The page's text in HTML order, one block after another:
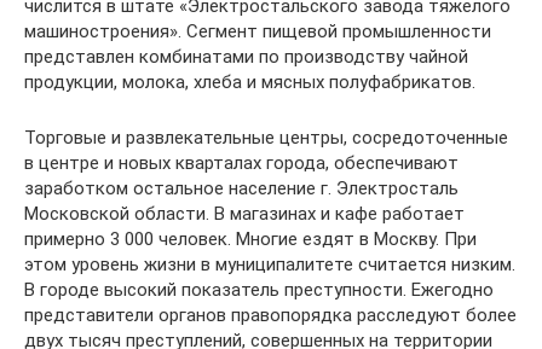
числится в штате «Электростальского завода тяжелого
машиностроения». Сегмент пищевой промышленности
представлен комбинатами по производству чайной
продукции, молока, хлеба и мясных полуфабрикатов.
Торговые и развлекательные центры, сосредоточенные
в центре и новых кварталах города, обеспечивают
заработком остальное население г. Электросталь
Московской области. В магазинах и кафе работает
примерно 3 000 человек. Многие ездят в Москву. При
этом уровень жизни в муниципалитете считается низким.
В городе высокий показатель преступности. Ежегодно
представители органов правопорядка расследуют более
двух тысяч преступлений, совершенных на территории